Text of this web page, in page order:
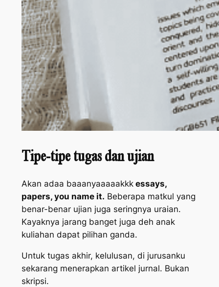
Tipe-tipe tugas dan ujian
Akan adaa baaanyaaaaakkkessays,
papers, you name it. Beberapa matkul yang
benar-benar ujian juga seringnya uraian.
Kayaknya jarang banget juga deh anak
kuliahan dapat pilihan ganda.
Untuk tugas akhir, kelulusan, di jurusanku
sekarang menerapkan artikel jurnal. Bukan
skripsi.